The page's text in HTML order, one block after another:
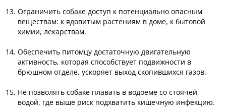
Ограничить собаке доступ к потенциально опасным
веществам: к ядовитым растениям в доме, к бытовой
химии, лекарствам.
Обеспечить питомцу достаточную двигательную
активность, которая способствует подвижности в
брюшном отделе, ускоряет выход скопившихся газов.
Не позволять собаке плавать в водоеме со стоячей
водой, где выше риск подхватить кишечную инфекцию.